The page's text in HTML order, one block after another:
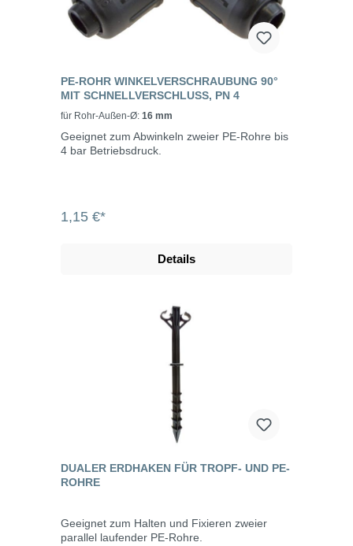
PE-ROHR WINKELVERSCHRAUBUNG 90°
MIT SCHNELLVERSCHLUSS, PN 4
für Rohr-Außen-Ø: 16 mm
Geeignet zum Abwinkeln zweier PE-Rohre bis
4 bar Betriebsdruck.
1,15 €*
Details
DUALER ERDHAKEN FÜR TROPF- UND PE-
ROHRE
Geeignet zum Halten und Fixieren zweier
parallel laufender PE-Rohre.